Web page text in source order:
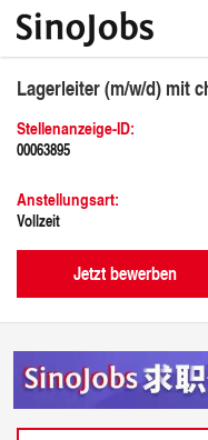
Lagerleiter (m/w/d) mit
Stellenanzeige-ID:
00063895
Anstellungsart:
Vollzeit
Jetzt bewerben